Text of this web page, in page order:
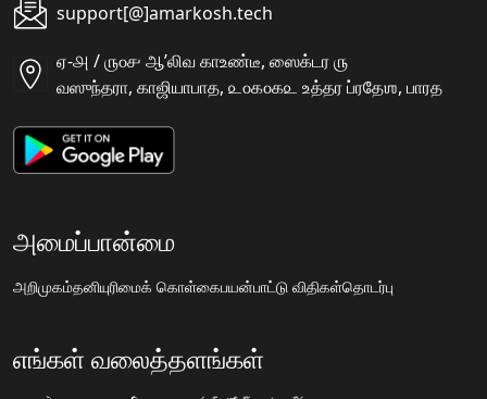
support[@]amarkosh.tech
ஏ-௮ / ௫௦௪ ஆʼலிவ காஉண்டீ, ஸைக்டர ௫
வஸுந்தரா, காஜியாபாத, ௨௦௧௦௧௨ உத்தர ப்ரதேஶ, பாரத
அமைப்பான்மை
அறிமுகம்தனியுரிமைக் கொள்கைபயன்பாட்டு விதிகள்தொடர்பு
எங்கள் வலைத்தளங்கள்